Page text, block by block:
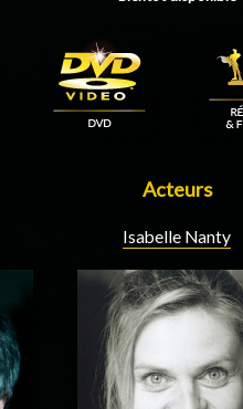
Acteurs
Isabelle Nanty